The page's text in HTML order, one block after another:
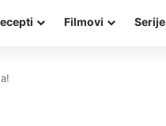
Filmovi Serije